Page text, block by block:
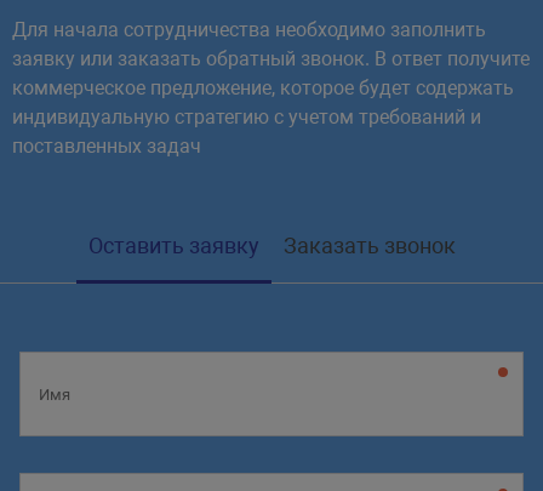
Для начала сотрудничества необходимо заполнить
заявку или заказать обратный звонок. В ответ получите
коммерческое предложение, которое будет содержать
индивидуальную стратегию с учетом требований и
поставленных задач
Оставить заявку Заказать звонок